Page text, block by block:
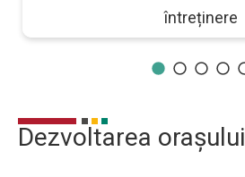
întreținere
Dezvoltarea orașului